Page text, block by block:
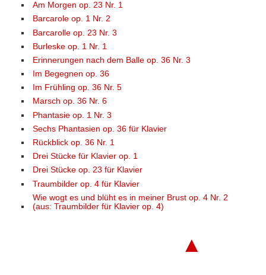
Am Morgen op. 23 Nr. 1
Barcarole op. 1 Nr. 2
Barcarolle op. 23 Nr. 3
Burleske op. 1 Nr. 1
Erinnerungen nach dem Balle op. 36 Nr. 3
Im Begegnen op. 36
Im Frühling op. 36 Nr. 5
Marsch op. 36 Nr. 6
Phantasie op. 1 Nr. 3
Sechs Phantasien op. 36 für Klavier
Rückblick op. 36 Nr. 1
Drei Stücke für Klavier op. 1
Drei Stücke op. 23 für Klavier
Traumbilder op. 4 für Klavier
Wie wogt es und blüht es in meiner Brust op. 4 Nr. 2
(aus: Traumbilder für Klavier op. 4)
▲